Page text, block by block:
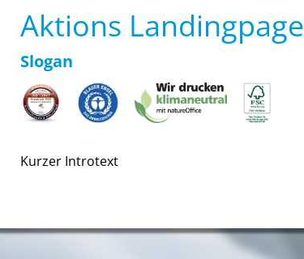
Aktions Landingpage
Slogan
Kurzer Introtext